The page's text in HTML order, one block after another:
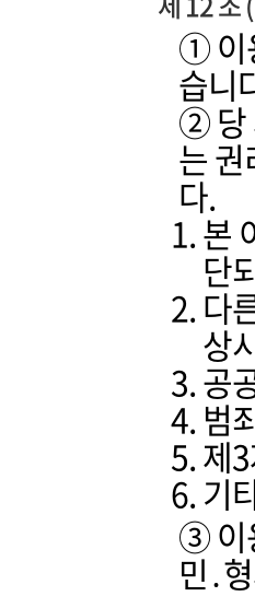
① 이
습니
② 당
는
다.
본
단
다
상
공
범
제
기
③ 이
민․